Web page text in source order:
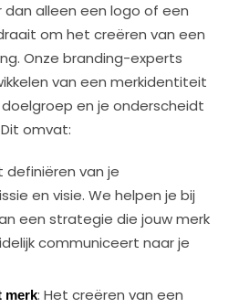
alleen een logo of een
om het creëren van een
Onze branding-experts
van een merkidentiteit
en je onderscheidt
omvat:
definiëren van je
en visie. We helpen je bij
een strategie die jouw merk
communiceert naar je
merk: Het creëren van een